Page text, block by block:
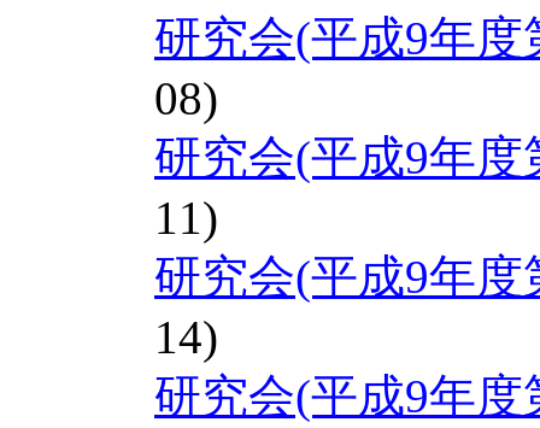
研究会(平成9年
08)
研究会(平成9年
11)
研究会(平成9年
14)
研究会(平成9年